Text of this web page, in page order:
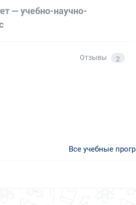
— учебно-научно-
Отзывы 2
Все учебные